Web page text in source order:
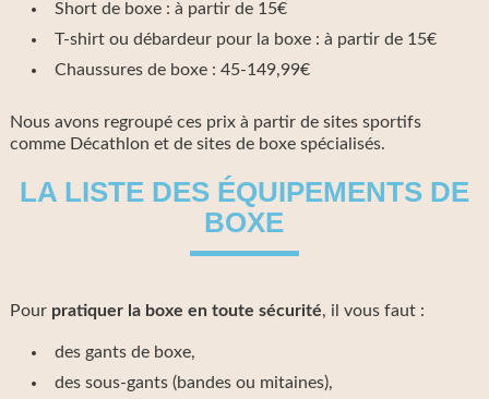
Short de boxe : à partir de 15€
T-shirt ou débardeur pour la boxe : à partir de 15€
Chaussures de boxe : 45-149,99€
Nous avons regroupé ces prix à partir de sites sportifs
comme Décathlon et de sites de boxe spécialisés.
LA LISTE DES ÉQUIPEMENTS DE
BOXE
Pour pratiquer la boxe en toute sécurité, il vous faut :
des gants de boxe,
des sous-gants (bandes ou mitaines),